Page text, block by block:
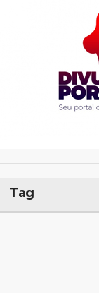
Tag